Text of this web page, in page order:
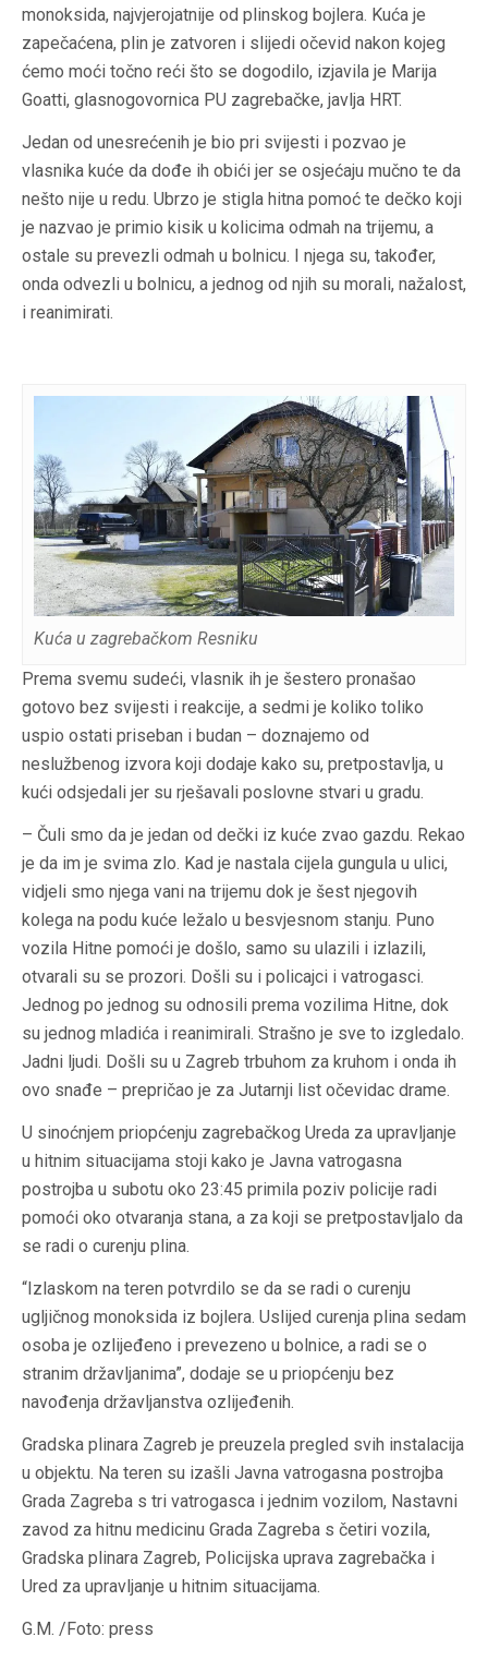
monoksida, najvjerojatnije od plinskog bojlera. Kuća je
zapečaćena, plin je zatvoren i slijedi očevid nakon kojeg
ćemo moći točno reći što se dogodilo, izjavila je Marija
Goatti, glasnogovornica PU zagrebačke, javlja HRT.
Jedan od unesrećenih je bio pri svijesti i pozvao je
vlasnika kuće da dođe ih obići jer se osjećaju mučno te da
nešto nije u redu. Ubrzo je stigla hitna pomoć te dečko koji
je nazvao je primio kisik u kolicima odmah na trijemu, a
ostale su prevezli odmah u bolnicu. I njega su, također,
onda odvezli u bolnicu, a jednog od njih su morali, nažalost,
i reanimirati.
Kuća u zagrebačkom Resniku
Prema svemu sudeći, vlasnik ih je šestero pronašao
gotovo bez svijesti i reakcije, a sedmi je koliko toliko
uspio ostati priseban i budan – doznajemo od
neslužbenog izvora koji dodaje kako su, pretpostavlja, u
kući odsjedali jer su rješavali poslovne stvari u gradu.
– Čuli smo da je jedan od dečki iz kuće zvao gazdu. Rekao
je da im je svima zlo. Kad je nastala cijela gungula u ulici,
vidjeli smo njega vani na trijemu dok je šest njegovih
kolega na podu kuće ležalo u besvjesnom stanju. Puno
vozila Hitne pomoći je došlo, samo su ulazili i izlazili,
otvarali su se prozori. Došli su i policajci i vatrogasci.
Jednog po jednog su odnosili prema vozilima Hitne, dok
su jednog mladića i reanimirali. Strašno je sve to izgledalo.
Jadni ljudi. Došli su u Zagreb trbuhom za kruhom i onda ih
ovo snađe – prepričao je za Jutarnji list očevidac drame.
U sinoćnjem priopćenju zagrebačkog Ureda za upravljanje
u hitnim situacijama stoji kako je Javna vatrogasna
postrojba u subotu oko 23:45 primila poziv policije radi
pomoći oko otvaranja stana, a za koji se pretpostavljalo da
se radi o curenju plina.
“Izlaskom na teren potvrdilo se da se radi o curenju
ugljičnog monoksida iz bojlera. Uslijed curenja plina sedam
osoba je ozlijeđeno i prevezeno u bolnice, a radi se o
stranim državljanima”, dodaje se u priopćenju bez
navođenja državljanstva ozlijeđenih.
Gradska plinara Zagreb je preuzela pregled svih instalacija
u objektu. Na teren su izašli Javna vatrogasna postrojba
Grada Zagreba s tri vatrogasca i jednim vozilom, Nastavni
zavod za hitnu medicinu Grada Zagreba s četiri vozila,
Gradska plinara Zagreb, Policijska uprava zagrebačka i
Ured za upravljanje u hitnim situacijama.
G.M. /Foto: press